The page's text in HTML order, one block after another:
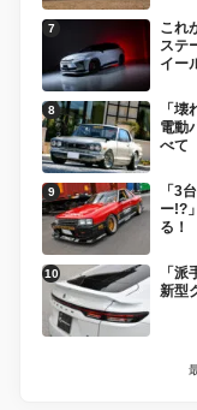
これ
ステ
イー
「
電動
べて
「3
ー!?
る！
「
新型